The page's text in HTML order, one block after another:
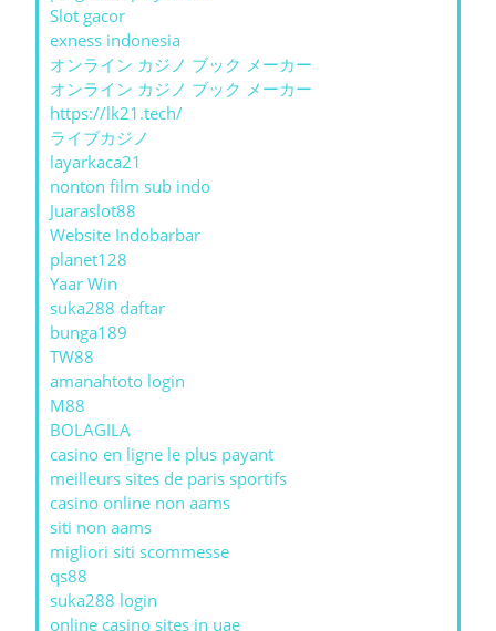
Slot gacor
exness indonesia
オンライン カジノ ブック メーカー
オンライン カジノ ブック メーカー
https://lk21.tech/
ライブカジノ
layarkaca21
nonton film sub indo
Juaraslot88
Website Indobarbar
planet128
Yaar Win
suka288 daftar
bunga189
TW88
amanahtoto login
M88
BOLAGILA
casino en ligne le plus payant
meilleurs sites de paris sportifs
casino online non aams
siti non aams
migliori siti scommesse
qs88
suka288 login
online casino sites in uae